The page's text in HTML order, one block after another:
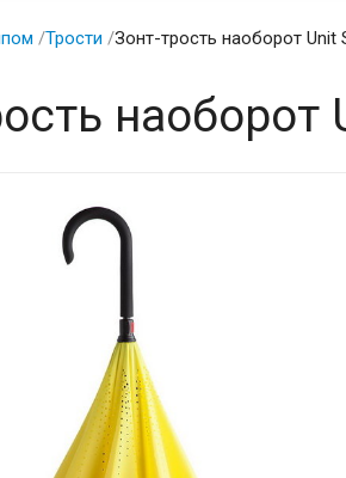
/Трости /Зонт-трость наоборот Unit
наоборот